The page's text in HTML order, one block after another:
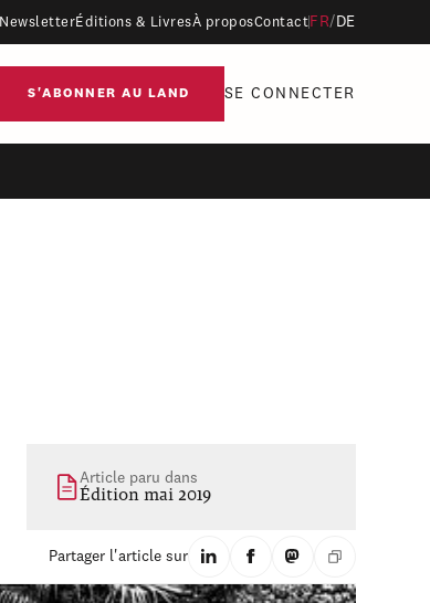
NewsletterÉditions & LivresÀ proposContact FR/ DE
S'ABONNER AU LAND SE CONNECTER
Article paru dans
Édition mai 2019
Partager l'article sur